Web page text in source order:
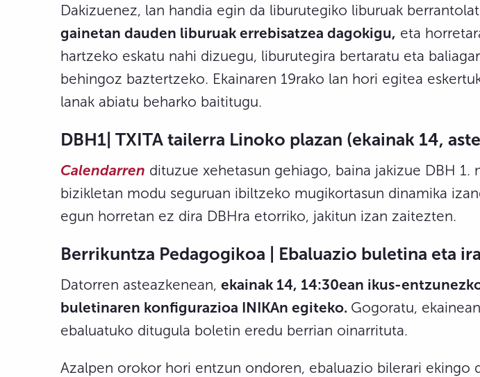
Dakizuenez, lan handia egin da liburutegiko liburuak
gainetan dauden liburuak errebisatzea dagokigu, eta
hartzeko eskatu nahi dizuegu, liburutegira bertaratu eta
behingoz baztertzeko. Ekainaren 19rako lan hori egitea
lanak abiatu beharko baititugu.
DBH1| TXITA tailerra Linoko plazan (ekainak 14,
Calendarren dituzue xehetasun gehiago, baina jakizue DBH
bizikletan modu seguruan ibiltzeko mugikortasun dinamika
egun horretan ez dira DBHra etorriko, jakitun izan zaitezten.
Berrikuntza Pedagogikoa | Ebaluazio buletina eta
Datorren asteazkenean, ekainak 14, 14:30ean ikus-
buletinaren konfigurazioa INIKAn egiteko. Gogoratu,
ebaluatuko ditugula boletin eredu berrian oinarrituta.
Azalpen orokor hori entzun ondoren, ebaluazio bilerari ekingo